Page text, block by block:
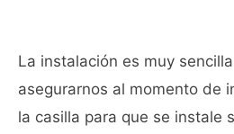
La instalación es muy
asegurarnos al momento de
la casilla para que se instale